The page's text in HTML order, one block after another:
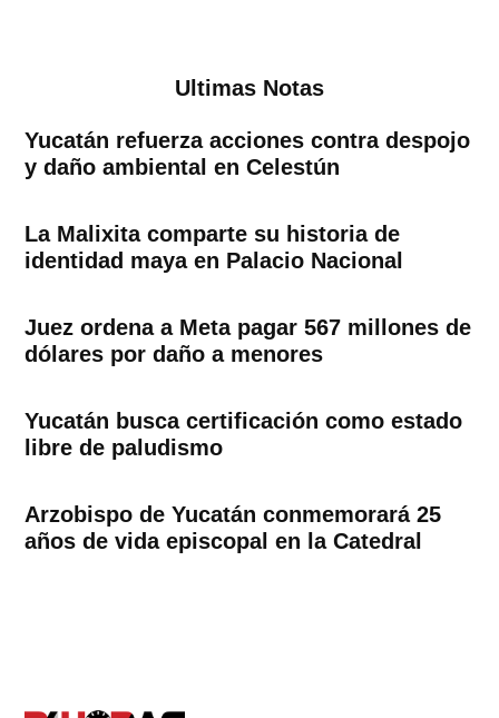
Ultimas Notas
Yucatán refuerza acciones contra despojo
y daño ambiental en Celestún
La Malixita comparte su historia de
identidad maya en Palacio Nacional
Juez ordena a Meta pagar 567 millones de
dólares por daño a menores
Yucatán busca certificación como estado
libre de paludismo
Arzobispo de Yucatán conmemorará 25
años de vida episcopal en la Catedral